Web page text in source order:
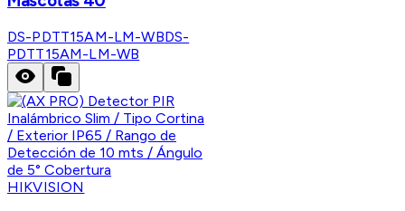
DS-PDTT15AM-LM-WBDS-
PDTT15AM-LM-WB
HIKVISION